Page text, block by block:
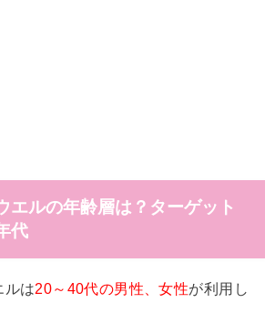
エルの年齢層は？ターゲット
代
ルは20～40代の男性、女性が利用し